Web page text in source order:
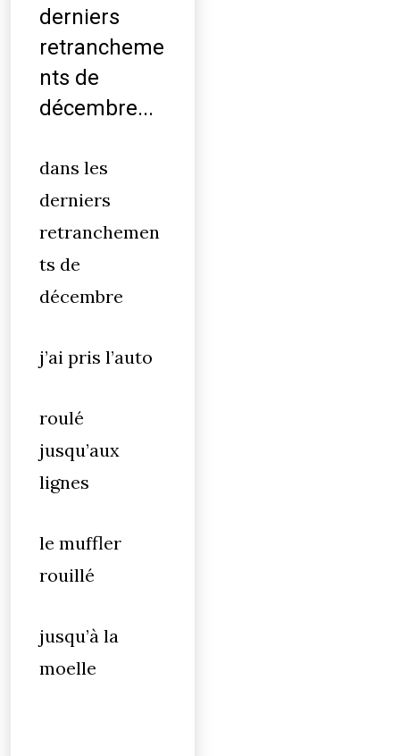
derniers
retrancheme
nts de
décembre...
dans les
derniers
retranchemen
ts de
décembre
j’ai pris l’auto
roulé
jusqu’aux
lignes
le muffler
rouillé
jusqu’à la
moelle